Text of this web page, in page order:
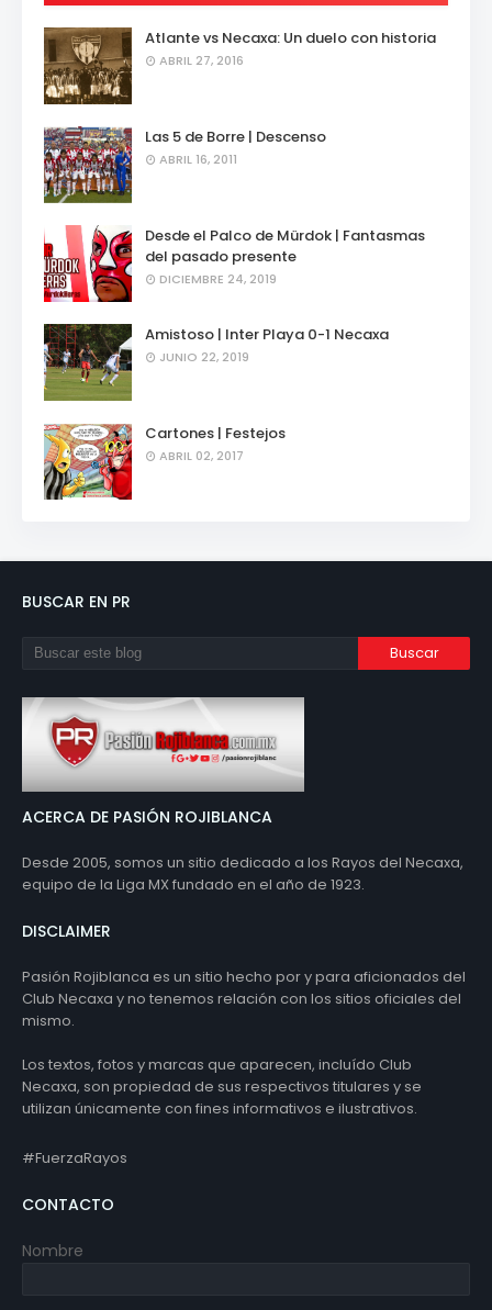
Atlante vs Necaxa: Un duelo con historia
ABRIL 27, 2016
Las 5 de Borre | Descenso
ABRIL 16, 2011
Desde el Palco de Mürdok | Fantasmas
del pasado presente
DICIEMBRE 24, 2019
Amistoso | Inter Playa 0-1 Necaxa
JUNIO 22, 2019
Cartones | Festejos
ABRIL 02, 2017
BUSCAR EN PR
ACERCA DE PASIÓN ROJIBLANCA
Desde 2005, somos un sitio dedicado a los Rayos del Necaxa,
equipo de la Liga MX fundado en el año de 1923.
DISCLAIMER
Pasión Rojiblanca es un sitio hecho por y para aficionados del
Club Necaxa y no tenemos relación con los sitios oficiales del
mismo.
Los textos, fotos y marcas que aparecen, incluído Club
Necaxa, son propiedad de sus respectivos titulares y se
utilizan únicamente con fines informativos e ilustrativos.
#FuerzaRayos
CONTACTO
Nombre